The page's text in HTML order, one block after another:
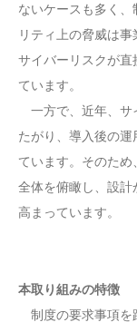
ないケースも多く、
リティ上の脅威は事
サイバーリスクが
ています。
一方で、近年、サ
たがり、導入後の
ています。そのた
全体を俯瞰し、設
高まっています。
本取り組みの特徴
制度の要求事項を